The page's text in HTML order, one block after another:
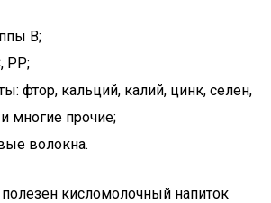
В;
РР;
фтор, кальций, калий, цинк, селен,
многие прочие;
волокна.
кисломолочный напиток